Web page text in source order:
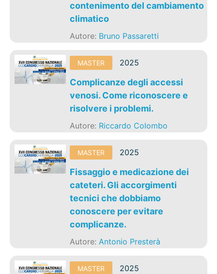
contenimento del cambiamento
climatico
Autore: Bruno Passaretti
MASTER 2025
Complicanze degli accessi
venosi. Come riconoscere e
risolvere i problemi.
Autore: Riccardo Colombo
MASTER 2025
Fissaggio e medicazione dei
cateteri. Gli accorgimenti
tecnici che dobbiamo
conoscere per evitare
complicanze.
Autore:Antonio Presterà
MASTER 2025